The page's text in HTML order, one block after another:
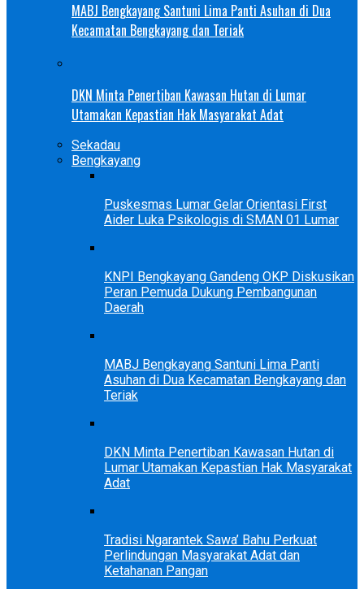
MABJ Bengkayang Santuni Lima Panti Asuhan di Dua
Kecamatan Bengkayang dan Teriak
DKN Minta Penertiban Kawasan Hutan di Lumar
Utamakan Kepastian Hak Masyarakat Adat
Sekadau
Bengkayang
Puskesmas Lumar Gelar Orientasi First
Aider Luka Psikologis di SMAN 01 Lumar
KNPI Bengkayang Gandeng OKP Diskusikan
Peran Pemuda Dukung Pembangunan
Daerah
MABJ Bengkayang Santuni Lima Panti
Asuhan di Dua Kecamatan Bengkayang dan
Teriak
DKN Minta Penertiban Kawasan Hutan di
Lumar Utamakan Kepastian Hak Masyarakat
Adat
Tradisi Ngarantek Sawa’ Bahu Perkuat
Perlindungan Masyarakat Adat dan
Ketahanan Pangan